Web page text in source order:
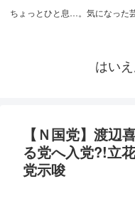
ちょっとひと息…。気になった
はい
【Ｎ国党】渡辺
る党へ入党?!立
党示唆